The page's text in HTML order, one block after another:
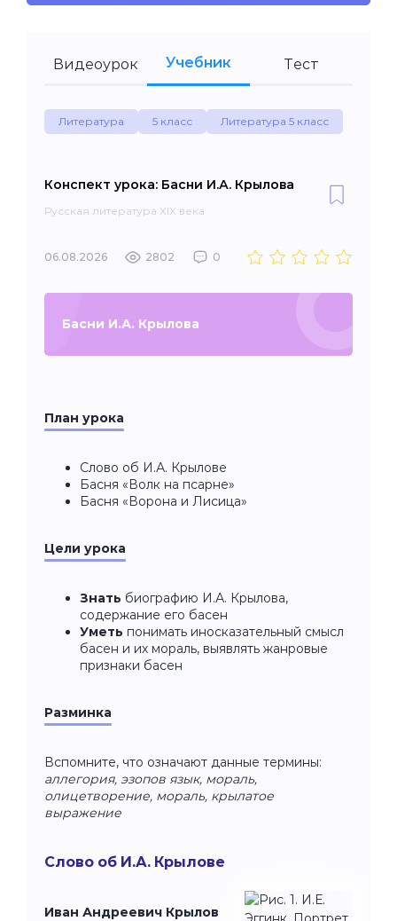
Видеоурок Учебник Тест
Литература 5 класс Литература 5 класс
Конспект урока: Басни И.А. Крылова
Русская литература XIX века
06.08.2026 2802 0
Басни И.А. Крылова
План урока
Слово об И.А. Крылове
Басня «Волк на псарне»
Басня «Ворона и Лисица»
Цели урока
Знать биографию И.А. Крылова,
содержание его басен
Уметь понимать иносказательный смысл
басен и их мораль, выявлять жанровые
признаки басен
Разминка
Вспомните, что означают данные термины:
аллегория, эзопов язык, мораль,
олицетворение, мораль, крылатое
выражение
Слово об И.А. Крылове
Иван Андреевич Крылов